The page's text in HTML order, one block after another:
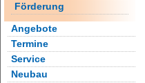
Förderung
Angebote
Termine
Service
Neubau